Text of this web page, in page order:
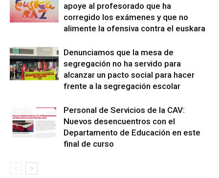
apoye al profesorado que ha
corregido los exámenes y que no
alimente la ofensiva contra el euskara
Denunciamos que la mesa de
segregación no ha servido para
alcanzar un pacto social para hacer
frente a la segregación escolar
Personal de Servicios de la CAV:
Nuevos desencuentros con el
Departamento de Educación en este
final de curso